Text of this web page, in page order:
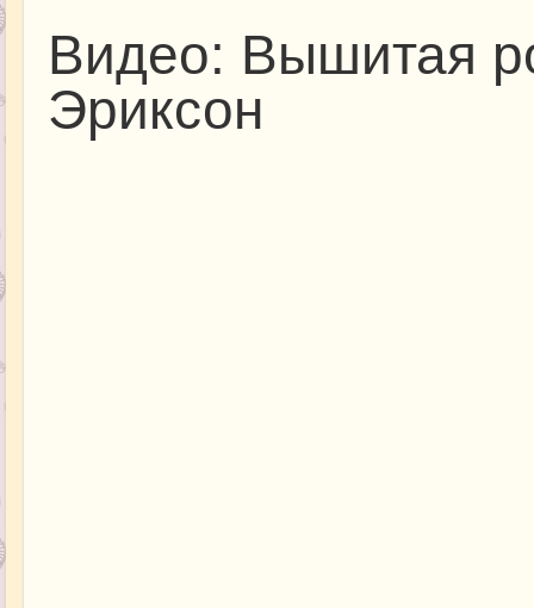
Видео: Вышитая
Эриксон